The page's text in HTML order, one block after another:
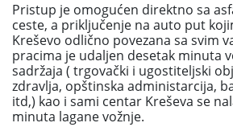
Pristup je omogućen direktno sa
ceste, a priključenje na auto put
Kreševo odlično povezana sa svim
pracima je udaljen desetak minuta
sadržaja ( trgovački i ugostiteljski
zdravlja, opštinska administarcija,
itd,) kao i sami centar Kreševa se
minuta lagane vožnje.